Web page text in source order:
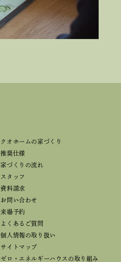
クオホームの家づくり
推奨仕様
家づくりの流れ
スタッフ
資料請求
お問い合わせ
来場予約
よくあるご質問
個人情報の取り扱い
サイトマップ
ゼロ・エネルギーハウスの取り組み